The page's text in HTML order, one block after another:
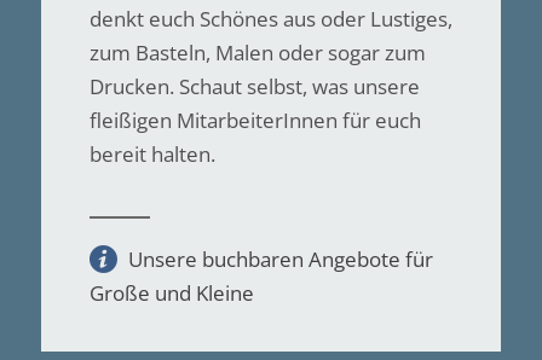
denkt euch Schönes aus oder Lustiges,
zum Basteln, Malen oder sogar zum
Drucken. Schaut selbst, was unsere
fleißigen MitarbeiterInnen für euch
bereit halten.
Unsere buchbaren Angebote für
Große und Kleine